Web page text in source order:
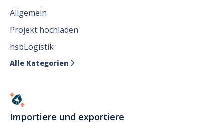
Allgemein
Projekt hochladen
hsbLogistik
Alle Kategorien 
Importiere und exportiere